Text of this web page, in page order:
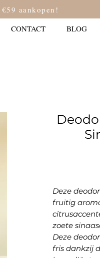
aankopen!
CONTACT BLOG
Deze
fruitig
zoete
Deze
fris dankzij